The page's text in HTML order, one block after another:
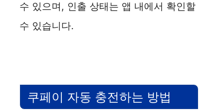
수 있으며, 인출 상태는 앱 내에서 확인할
수 있습니다.
쿠페이 자동 충전하는 방법